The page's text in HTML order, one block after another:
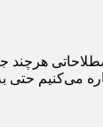
30 سال پیش هم